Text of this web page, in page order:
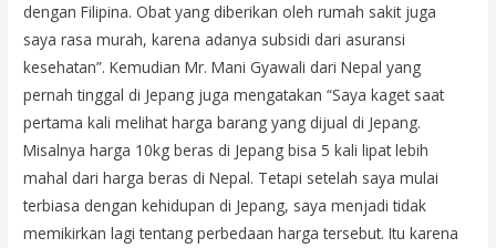
dengan Filipina. Obat yang diberikan oleh rumah sakit juga
saya rasa murah, karena adanya subsidi dari asuransi
kesehatan”. Kemudian Mr. Mani Gyawali dari Nepal yang
pernah tinggal di Jepang juga mengatakan “Saya kaget saat
pertama kali melihat harga barang yang dijual di Jepang.
Misalnya harga 10kg beras di Jepang bisa 5 kali lipat lebih
mahal dari harga beras di Nepal. Tetapi setelah saya mulai
terbiasa dengan kehidupan di Jepang, saya menjadi tidak
memikirkan lagi tentang perbedaan harga tersebut. Itu karena